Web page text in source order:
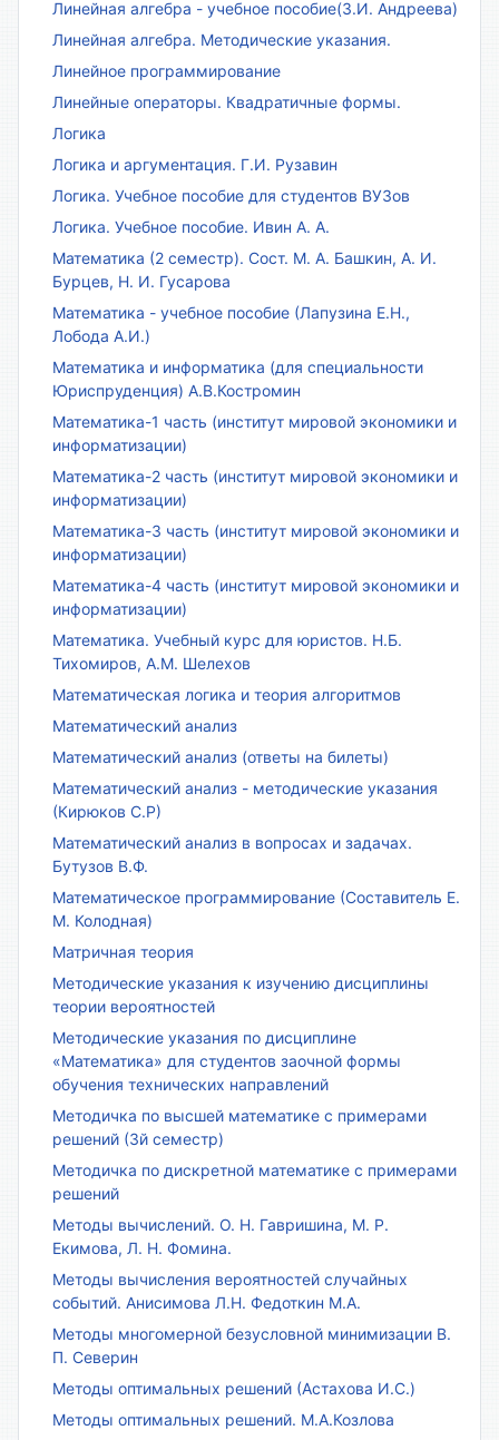
Линейная алгебра - учебное пособие(З.И. Андреева)
Линейная алгебра. Методические указания.
Линейное программирование
Линейные операторы. Квадратичные формы.
Логика
Логика и аргументация. Г.И. Рузавин
Логика. Учебное пособие для студентов ВУЗов
Логика. Учебное пособие. Ивин А. А.
Математика (2 семестр). Сост. М. А. Башкин, А. И.
Бурцев, Н. И. Гусарова
Математика - учебное пособие (Лапузина Е.Н.,
Лобода А.И.)
Математика и информатика (для специальности
Юриспруденция) А.В.Костромин
Математика-1 часть (институт мировой экономики и
информатизации)
Математика-2 часть (институт мировой экономики и
информатизации)
Математика-3 часть (институт мировой экономики и
информатизации)
Математика-4 часть (институт мировой экономики и
информатизации)
Математика. Учебный курс для юристов. Н.Б.
Тихомиров, А.М. Шелехов
Математическая логика и теория алгоритмов
Математический анализ
Математический анализ (ответы на билеты)
Математический анализ - методические указания
(Кирюков С.Р)
Математический анализ в вопросах и задачах.
Бутузов В.Ф.
Математическое программирование (Составитель Е.
М. Колодная)
Матричная теория
Методические указания к изучению дисциплины
теории вероятностей
Методические указания по дисциплине
«Математика» для студентов заочной формы
обучения технических направлений
Методичка по высшей математике с примерами
решений (3й семестр)
Методичка по дискретной математике с примерами
решений
Методы вычислений. О. Н. Гавришина, М. Р.
Екимова, Л. Н. Фомина.
Методы вычисления вероятностей случайных
событий. Анисимова Л.Н. Федоткин М.А.
Методы многомерной безусловной минимизации В.
П. Северин
Методы оптимальных решений (Астахова И.С.)
Методы оптимальных решений. М.А.Козлова